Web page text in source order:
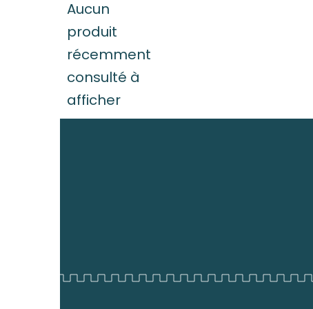
Aucun
produit
récemment
consulté à
afficher